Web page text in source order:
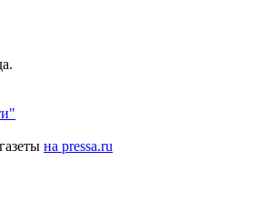
на pressa.ru